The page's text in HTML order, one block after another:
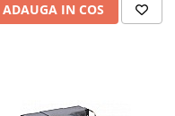
ADAUGA IN COS